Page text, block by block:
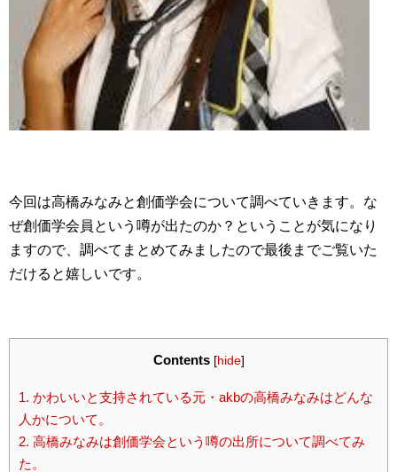
今回は高橋みなみと創価学会について調べていきます。な
ぜ創価学会員という噂が出たのか？ということが気になり
ますので、調べてまとめてみましたので最後までご覧いた
だけると嬉しいです。
Contents [hide]
1. かわいいと支持されている元・akbの高橋みなみはどんな
人かについて。
2. 高橋みなみは創価学会という噂の出所について調べてみ
た。